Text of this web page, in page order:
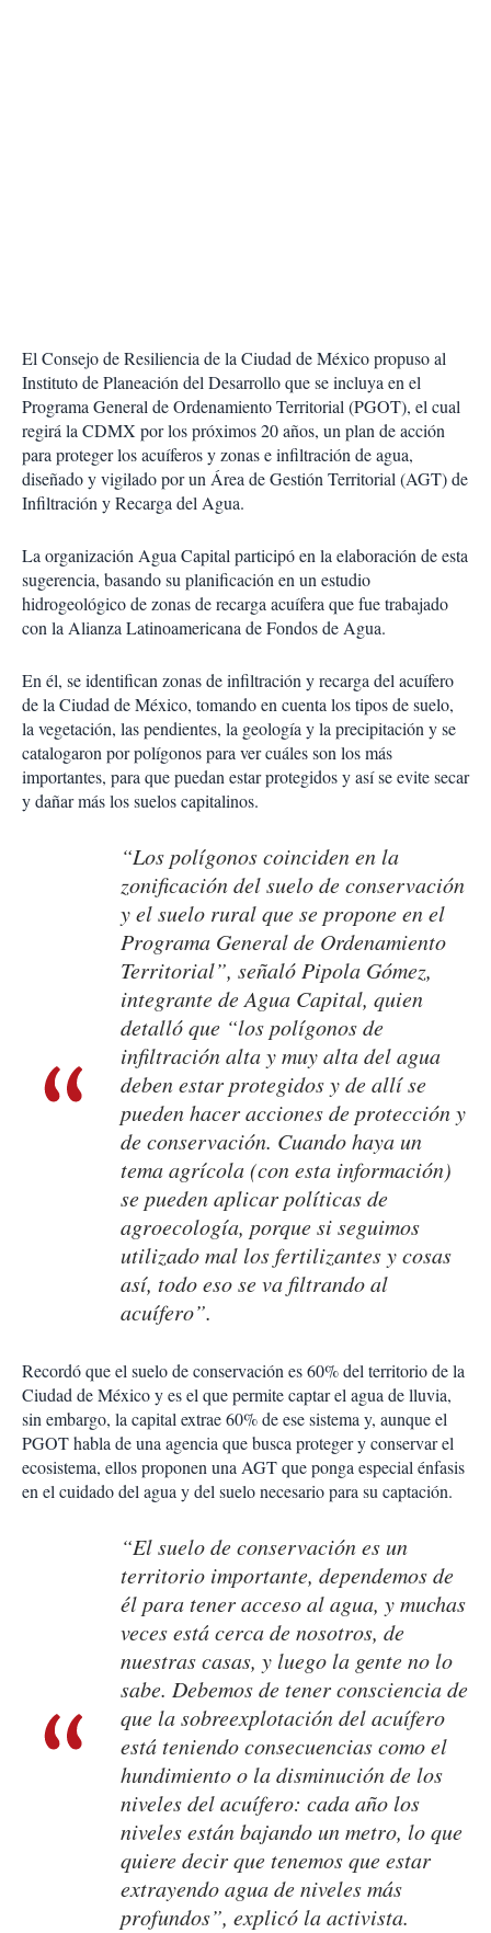
El Consejo de Resiliencia de la Ciudad de México propuso al
Instituto de Planeación del Desarrollo que se incluya en el
Programa General de Ordenamiento Territorial (PGOT), el cual
regirá la CDMX por los próximos 20 años, un plan de acción
para proteger los acuíferos y zonas e infiltración de agua,
diseñado y vigilado por un Área de Gestión Territorial (AGT) de
Infiltración y Recarga del Agua.
La organización Agua Capital participó en la elaboración de esta
sugerencia, basando su planificación en un estudio
hidrogeológico de zonas de recarga acuífera que fue trabajado
con la Alianza Latinoamericana de Fondos de Agua.
En él, se identifican zonas de infiltración y recarga del acuífero
de la Ciudad de México, tomando en cuenta los tipos de suelo,
la vegetación, las pendientes, la geología y la precipitación y se
catalogaron por polígonos para ver cuáles son los más
importantes, para que puedan estar protegidos y así se evite secar
y dañar más los suelos capitalinos.
“Los polígonos coinciden en la
zonificación del suelo de conservación
y el suelo rural que se propone en el
Programa General de Ordenamiento
Territorial”, señaló Pipola Gómez,
integrante de Agua Capital, quien
detalló que “los polígonos de
infiltración alta y muy alta del agua
deben estar protegidos y de allí se
pueden hacer acciones de protección y
de conservación. Cuando haya un
tema agrícola (con esta información)
se pueden aplicar políticas de
agroecología, porque si seguimos
utilizado mal los fertilizantes y cosas
así, todo eso se va filtrando al
acuífero”.
Recordó que el suelo de conservación es 60% del territorio de la
Ciudad de México y es el que permite captar el agua de lluvia,
sin embargo, la capital extrae 60% de ese sistema y, aunque el
PGOT habla de una agencia que busca proteger y conservar el
ecosistema, ellos proponen una AGT que ponga especial énfasis
en el cuidado del agua y del suelo necesario para su captación.
“El suelo de conservación es un
territorio importante, dependemos de
él para tener acceso al agua, y muchas
veces está cerca de nosotros, de
nuestras casas, y luego la gente no lo
sabe. Debemos de tener consciencia de
que la sobreexplotación del acuífero
está teniendo consecuencias como el
hundimiento o la disminución de los
niveles del acuífero: cada año los
niveles están bajando un metro, lo que
quiere decir que tenemos que estar
extrayendo agua de niveles más
profundos”, explicó la activista.